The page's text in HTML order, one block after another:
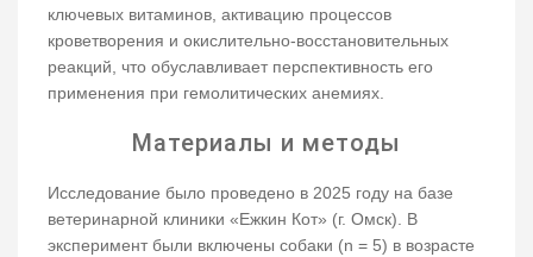
ключевых витаминов, активацию процессов
кроветворения и окислительно-восстановительных
реакций, что обуславливает перспективность его
применения при гемолитических анемиях.
Материалы и методы
Исследование было проведено в 2025 году на базе
ветеринарной клиники «Ежкин Кот» (г. Омск). В
эксперимент были включены собаки (n = 5) в возрасте